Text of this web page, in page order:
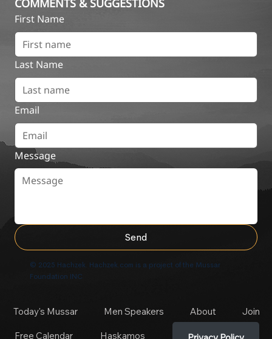
COMMENTS & SUGGESTIONS
First Name
Last Name
Email
Message
Send
© 2025 Hachzek. Hachzek.com is a project of the Mussar
Foundation INC
Today's Mussar Men Speakers About Join
Free Calendar Haskamos